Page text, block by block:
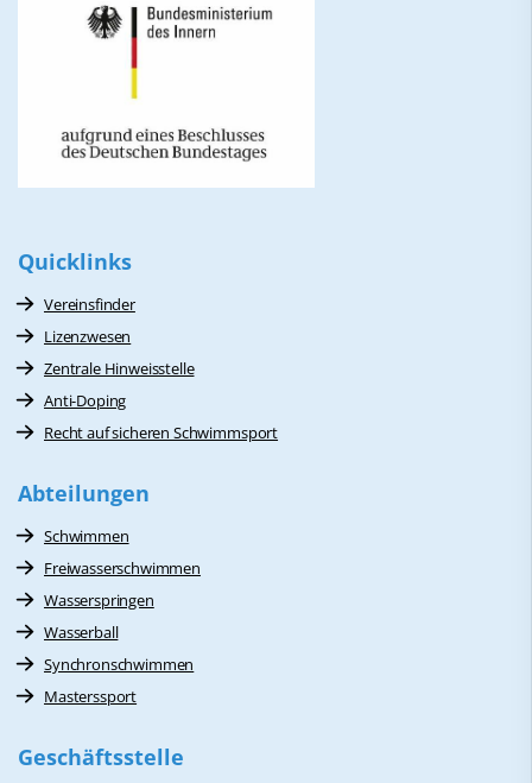
Quicklinks
Vereinsfinder
Lizenzwesen
Zentrale Hinweisstelle
Anti-Doping
Recht auf sicheren Schwimmsport
Abteilungen
Schwimmen
Freiwasserschwimmen
Wasserspringen
Wasserball
Synchronschwimmen
Masterssport
Geschäftsstelle